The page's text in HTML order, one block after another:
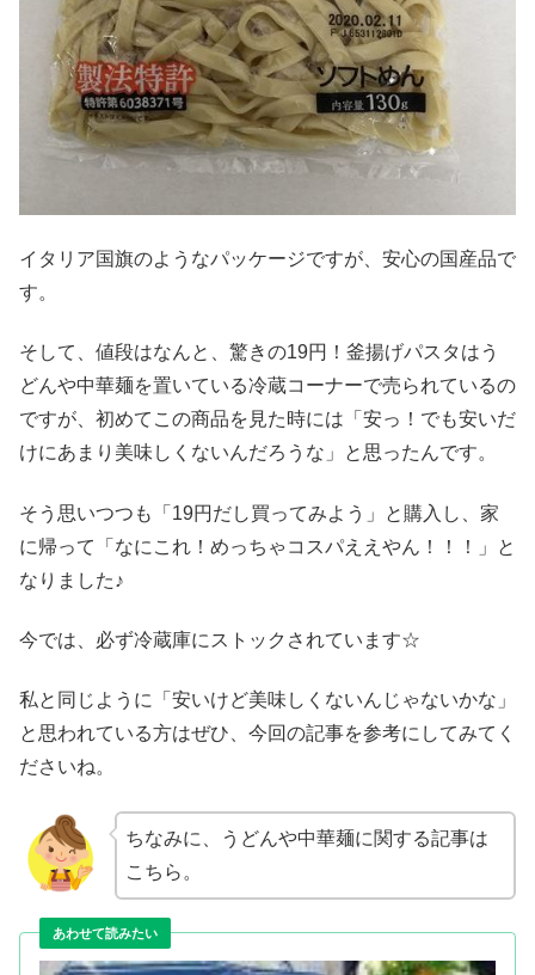
イタリア国旗のようなパッケージですが、安心の国産品で
す。
そして、値段はなんと、驚きの19円！釜揚げパスタはう
どんや中華麺を置いている冷蔵コーナーで売られているの
ですが、初めてこの商品を見た時には「安っ！でも安いだ
けにあまり美味しくないんだろうな」と思ったんです。
そう思いつつも「19円だし買ってみよう」と購入し、家
に帰って「なにこれ！めっちゃコスパええやん！！！」と
なりました♪
今では、必ず冷蔵庫にストックされています☆
私と同じように「安いけど美味しくないんじゃないかな」
と思われている方はぜひ、今回の記事を参考にしてみてく
ださいね。
ちなみに、うどんや中華麺に関する記事は
こちら。